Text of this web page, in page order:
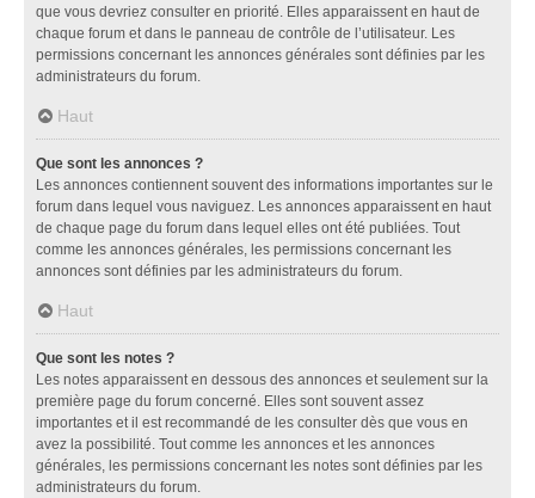
que vous devriez consulter en priorité. Elles apparaissent en haut de
chaque forum et dans le panneau de contrôle de l’utilisateur. Les
permissions concernant les annonces générales sont définies par les
administrateurs du forum.
Haut
Que sont les annonces ?
Les annonces contiennent souvent des informations importantes sur le
forum dans lequel vous naviguez. Les annonces apparaissent en haut
de chaque page du forum dans lequel elles ont été publiées. Tout
comme les annonces générales, les permissions concernant les
annonces sont définies par les administrateurs du forum.
Haut
Que sont les notes ?
Les notes apparaissent en dessous des annonces et seulement sur la
première page du forum concerné. Elles sont souvent assez
importantes et il est recommandé de les consulter dès que vous en
avez la possibilité. Tout comme les annonces et les annonces
générales, les permissions concernant les notes sont définies par les
administrateurs du forum.